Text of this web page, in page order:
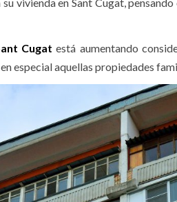
Cugat está aumentando
especial aquellas propiedades